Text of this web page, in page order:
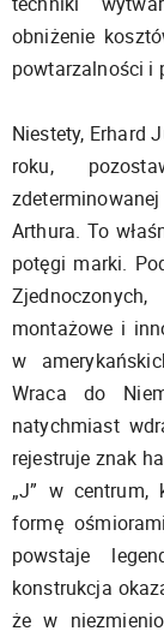
obniżenie
powtarzalności i
Niestety, Erhard
roku,
Arthura. To
potęgi marki.
montażowe i
w
Wraca do
natychmiast
rejestruje znak
„J” w
formę
powstaje
konstrukcja
że w